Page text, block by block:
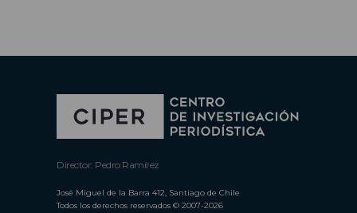
Director: Pedro Ramírez
José Miguel de la Barra 412, Santiago de Chile
Todos los derechos reservados © 2007-2026